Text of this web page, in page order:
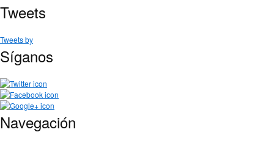
Tweets
Tweets by
Síganos
Navegación